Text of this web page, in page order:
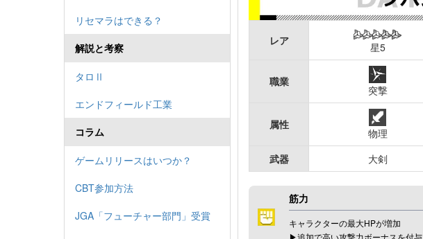
リセマラはできる？
解説と考察
タロⅡ
エンドフィールド工業
コラム
ゲームリリースはいつか？
CBT参加方法
JGA「フューチャー部門」受賞
レア 星5
職業
突撃
属性
物理
武器 大剣
筋力
キャラクターの最大HPが増加
▶︎追加で高い攻撃力ボーナスを付与